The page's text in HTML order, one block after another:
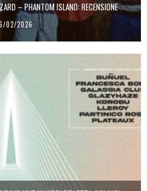
– PHANTOM ISLAND: RECENSIONE
02/2026